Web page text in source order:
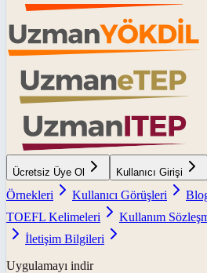
Ücretsiz Üye Ol Kullanıcı Girişi
Örnekleri
Kullanıcı Görüşleri
TOEFL Kelimeleri
Kullanım
İletişim Bilgileri
Uygulamayı indir